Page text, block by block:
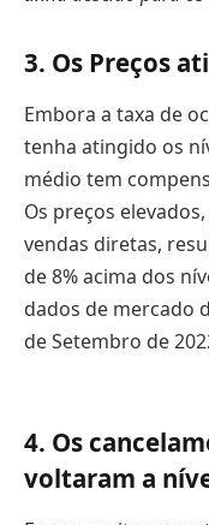
3. Os Preços
Embora a taxa de
tenha atingido os
médio tem
Os preços
vendas diretas,
de 8% acima dos
dados de mercado
de Setembro de
4. Os
voltaram a